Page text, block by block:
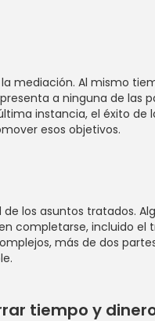
mediación. Al mismo
a ninguna de
instancia, el éxito
esos objetivos.
los asuntos tratados.
completarse, incluido
más de dos
tiempo y